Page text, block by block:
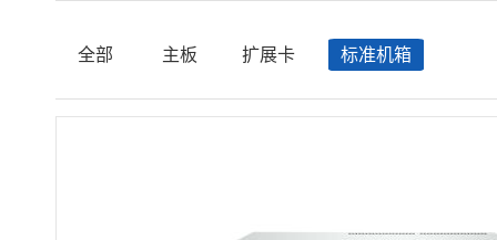
全部 主板 扩展卡 标准机箱